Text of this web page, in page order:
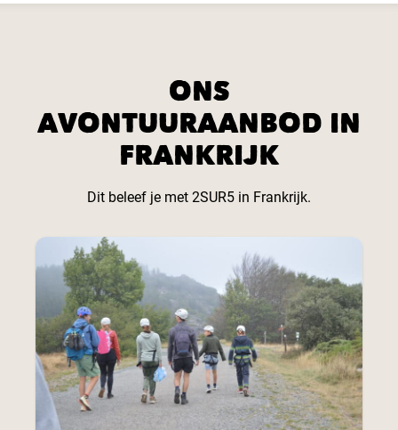
ONS
AVONTUURAANBOD IN
FRANKRIJK
Dit beleef je met 2SUR5 in Frankrijk.